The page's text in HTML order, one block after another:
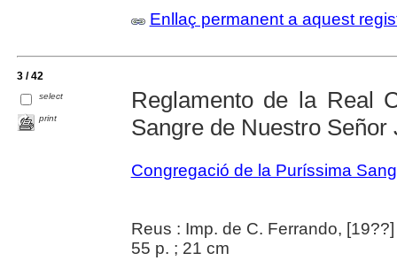
Enllaç permanent a aquest
3 / 42
select
print
Reglamento de la Real
Sangre de Nuestro Señor
Congregació de la Puríssima
Reus : Imp. de C. Ferrando, [19??]
55 p. ; 21 cm